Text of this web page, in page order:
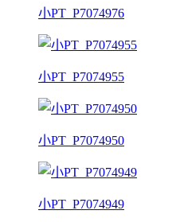
小PT_P7074976
小PT_P7074955
小PT_P7074950
小PT_P7074949